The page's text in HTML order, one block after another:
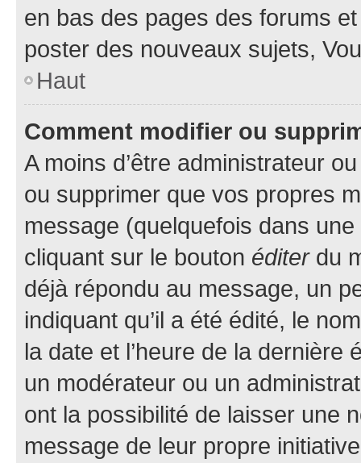
en bas des pages des forums
poster des nouveaux sujets,
Haut
Comment modifier ou
A moins d’être administrateur
ou supprimer que vos propres
message (quelquefois dans
cliquant sur le bouton éditerdu
déjà répondu au message, un
indiquant qu’il a été édité, le
la date et l’heure de la dernière
un modérateur ou un
ont la possibilité de laisser une
message de leur propre